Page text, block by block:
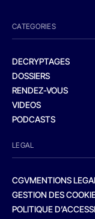
CATEGORIES
DECRYPTAGES
DOSSIERS
RENDEZ-VOUS
VIDEOS
PODCASTS
LEGAL
CGVMENTIONS
GESTION DES
POLITIQUE